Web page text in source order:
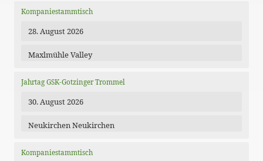
Kompaniestammtisch
28. August 2026
Maxlmühle Valley
Jahrtag GSK-Gotzinger Trommel
30. August 2026
Neukirchen Neukirchen
Kompaniestammtisch